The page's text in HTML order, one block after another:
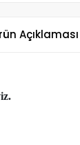
Açıklaması
.